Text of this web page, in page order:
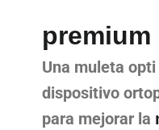
premium
Una muleta
dispositivo
para mejorar la